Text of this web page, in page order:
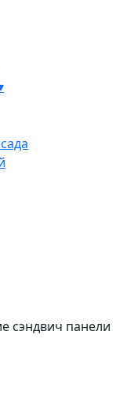
сэндвич панели